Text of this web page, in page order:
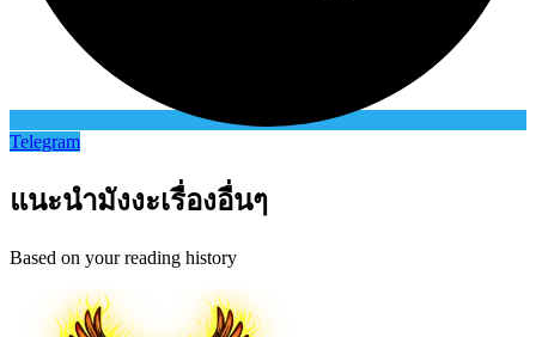
Telegram
แนะนำมังงะเรื่องอื่นๆ
Based on your reading history